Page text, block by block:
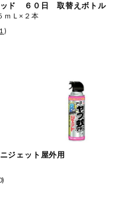
ッド ６０日 取替えボトル
Ｌ×２本
1 )
ジェット屋外用